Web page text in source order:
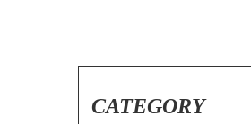
CATEGORY